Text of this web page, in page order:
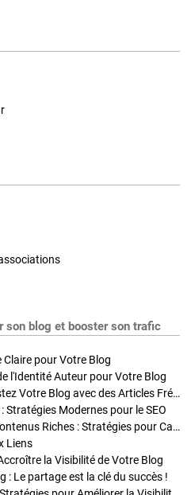
son blog et booster son trafic
Claire pour Votre Blog
l'Identité Auteur pour Votre Blog
Stratégies de Publication : Boostez Votre Blog avec des Articles Fréquents et Exclusifs
Stratégies Modernes pour le SEO
Enrichir Vos Articles avec des Contenus Riches : Stratégies pour Captiver et Optimiser
Liens
la Visibilité de Votre Blog
: Le partage est la clé du succès !